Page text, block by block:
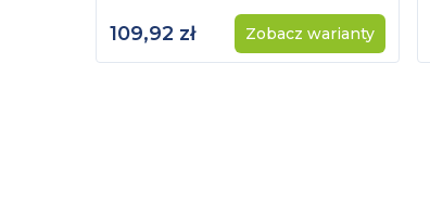
109,92 zł Zobacz warianty